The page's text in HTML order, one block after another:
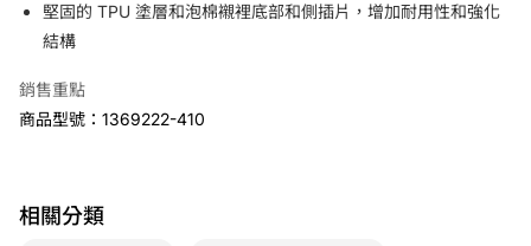
7-11取貨(快速到店)
免運費
宅配
免運費
堅固的 TPU 塗層和泡棉襯裡底部和側插片，增加耐用性和強化
結構
銷售重點
商品型號：1369222-410
相關分類